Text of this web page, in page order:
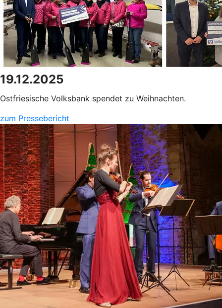
19.12.2025
Ostfriesische Volksbank spendet zu Weihnachten.
zum Pressebericht